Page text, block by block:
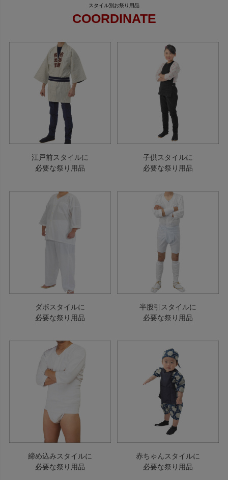
COORDINATE
江戸前スタイルに
必要な祭り用品
子供スタイルに
必要な祭り用品
ダボスタイルに
必要な祭り用品
半股引スタイルに
必要な祭り用品
締め込みスタイルに
必要な祭り用品
赤ちゃんスタイルに
必要な祭り用品